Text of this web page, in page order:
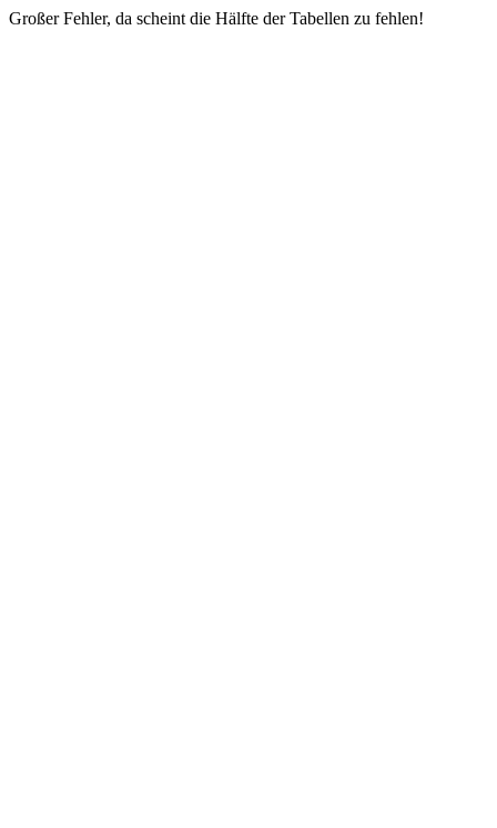
Großer Fehler, da scheint die Hälfte der Tabellen zu fehlen!